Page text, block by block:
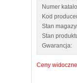
Numer
Kod
Stan
Stan
Gwarancja:
Ceny